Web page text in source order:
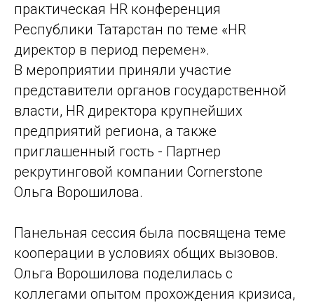
практическая HR конференция
Республики Татарстан по теме «HR
директор в период перемен».
В мероприятии приняли участие
представители органов государственной
власти, HR директора крупнейших
предприятий региона, а также
приглашенный гость - Партнер
рекрутинговой компании Сornerstone
Ольга Ворошилова.
Панельная сессия была посвящена теме
кооперации в условиях общих вызовов.
Ольга Ворошилова поделилась с
коллегами опытом прохождения кризиса,